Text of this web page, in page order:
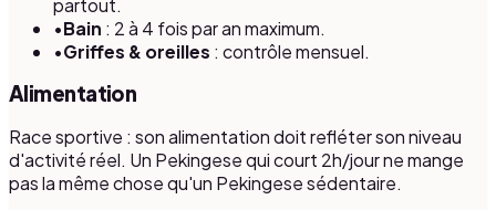
partout.
•Bain : 2 à 4 fois par an maximum.
•Griffes & oreilles : contrôle mensuel.
Alimentation
Race sportive : son alimentation doit refléter son niveau
d'activité réel. Un Pekingese qui court 2h/jour ne mange
pas la même chose qu'un Pekingese sédentaire.